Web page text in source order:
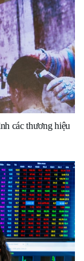
các thương hiệu